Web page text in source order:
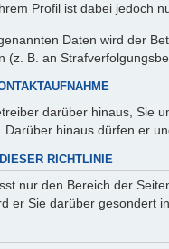
Profil ist dabei jedoch
Daten wird der
(z. B. an
darüber hinaus, Sie
Darüber hinaus dürfen er
RICHTLINIE
nur den Bereich der
er Sie darüber gesondert